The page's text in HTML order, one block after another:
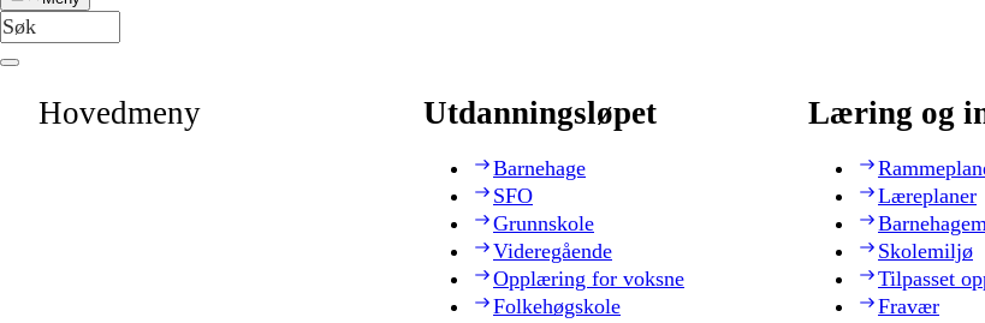
Hovedmeny Utdanningsløpet
Barnehage
SFO
Grunnskole
Videregående
Opplæring for voksne
Folkehøgskole
Læring og
Læreplaner
Skolemiljø
Tilpasset
Fravær